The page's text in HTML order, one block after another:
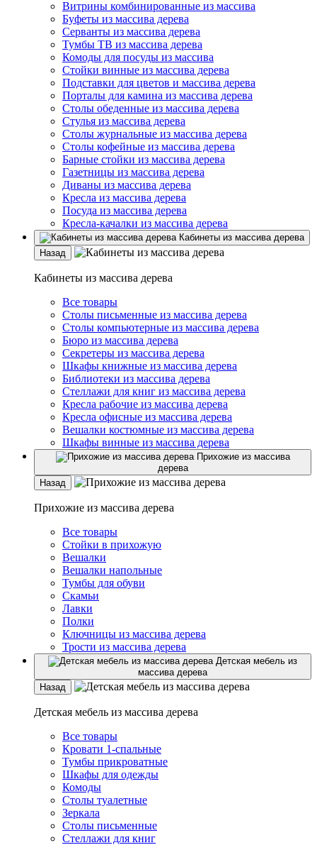
Витрины комбинированные из массива
Буфеты из массива дерева
Серванты из массива дерева
Тумбы ТВ из массива дерева
Комоды для посуды из массива
Стойки винные из массива дерева
Подставки для цветов и массива дерева
Порталы для камина из массива дерева
Столы обеденные из массива дерева
Стулья из массива дерева
Столы журнальные из массива дерева
Столы кофейные из массива дерева
Барные стойки из массива дерева
Газетницы из массива дерева
Диваны из массива дерева
Кресла из массива дерева
Посуда из массива дерева
Кресла-качалки из массива дерева
Кабинеты из массива дерева
Назад
Кабинеты из массива дерева
Все товары
Столы письменные из массива дерева
Столы компьютерные из массива дерева
Бюро из массива дерева
Секретеры из массива дерева
Шкафы книжные из массива дерева
Библиотеки из массива дерева
Стеллажи для книг из массива дерева
Кресла рабочие из массива дерева
Кресла офисные из массива дерева
Вешалки костюмные из массива дерева
Шкафы винные из массива дерева
Прихожие из массива
дерева
Назад
Прихожие из массива дерева
Все товары
Стойки в прихожую
Вешалки
Вешалки напольные
Тумбы для обуви
Скамьи
Лавки
Полки
Ключницы из массива дерева
Трости из массива дерева
Детская мебель из
массива дерева
Назад
Детская мебель из массива дерева
Все товары
Кровати 1-спальные
Тумбы прикроватные
Шкафы для одежды
Комоды
Столы туалетные
Зеркала
Столы письменные
Стеллажи для книг